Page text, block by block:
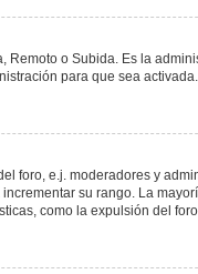
Remoto o Subida. Es la
para que sea activada.
foro, e.j. moderadores y
su rango. La
como la expulsión del